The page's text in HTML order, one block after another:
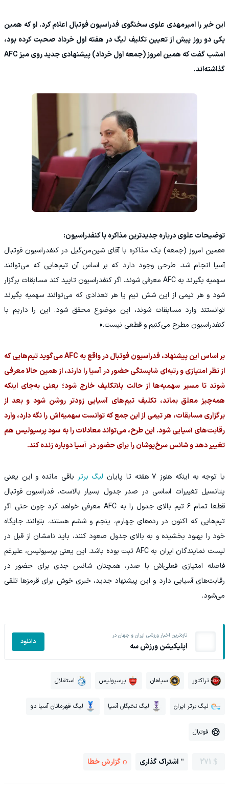
این خبر را امیرمهدی علوی سخنگوی فدراسیون فوتبال اعلام کرد. او که همین
یکی دو روز پیش از تعیین تکلیف لیگ در هفته اول خرداد صحبت کرده بود،
امشب گفت که همین امروز (جمعه اول خرداد) پیشنهادی جدید روی میز AFC
گذاشته‌اند.
توضیحات علوی درباره جدیدترین مذاکره با کنفدراسیون:
«همین امروز (جمعه) یک مذاکره با آقای شین‌من‌گیل در کنفدراسیون فوتبال
آسیا انجام شد. طرحی وجود دارد که بر اساس آن تیم‌هایی که می‌توانند
سهمیه بگیرند به AFC معرفی شوند. اگر کنفدراسیون تایید کند مسابقات برگزار
شود و هر تیمی از این شش تیم یا هر تعدادی که می‌توانند سهمیه بگیرند
توانستند وارد مسابقات شوند، این موضوع محقق شود. این را داریم با
کنفدراسیون مطرح می‌کنیم و قطعی نیست.»
بر اساس این پیشنهاد، فدراسیون فوتبال در واقع به AFC می‌گوید تیم‌هایی که
از نظر امتیازی و رتبه‌ای شایستگی حضور در آسیا را دارند، از همین حالا معرفی
شوند تا مسیر سهمیه‌ها از حالت بلاتکلیف خارج شود؛ یعنی به‌جای اینکه
همه‌چیز معلق بماند، تکلیف تیم‌های آسیایی زودتر روشن شود و بعد از
برگزاری مسابقات، هر تیمی از این جمع که توانست سهمیه‌اش را نگه دارد، وارد
رقابت‌های آسیایی شود. این طرح، می‌تواند معادلات را به سود پرسپولیس هم
تغییر دهد و شانس سرخ‌پوشان را برای حضور در آسیا دوباره زنده کند.
با توجه به اینکه هنوز ۷ هفته تا پایان لیگ برتر باقی مانده و این یعنی
پتانسیل تغییرات اساسی در صدر جدول بسیار بالاست، فدراسیون فوتبال
قطعا تمام ۶ تیم بالای جدول را به AFC معرفی خواهد کرد چون حتی اگر
تیم‌هایی که اکنون در رده‌های چهارم، پنجم و ششم هستند، بتوانند جایگاه
خود را بهبود بخشیده و به بالای جدول صعود کنند، باید نامشان از قبل در
لیست نمایندگان ایران به AFC ثبت بوده باشد. این یعنی پرسپولیس، علیرغم
فاصله امتیازی فعلی‌اش با صدر، همچنان شانس جدی برای حضور در
رقابت‌های آسیایی دارد و این پیشنهاد جدید، خبری خوش برای قرمزها تلقی
می‌شود.
تازه‌ترین اخبار ورزشی ایران و جهان در
اپلیکیشن ورزش سه دانلود
تراکتور سپاهان پرسپولیس استقلال
لیگ برتر ایران لیگ نخبگان آسیا لیگ قهرمانان آسیا دو
فوتبال
271 اشتراک گذاری گزارش خطا